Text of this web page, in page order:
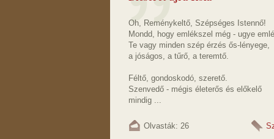
Oh, Reménykeltő, Szépséges Istennő!
Mondd, hogy emlékszel még - ugye
Te vagy minden szép érzés ős-lényege,
a jóságos, a tűrő, a teremtő.
Féltő, gondoskodó, szerető.
Szenvedő - mégis életerős és előkelő
mindig ...
Olvasták: 26